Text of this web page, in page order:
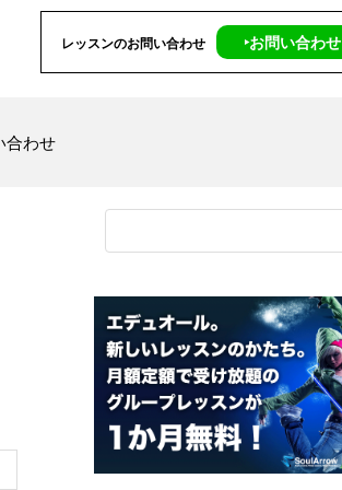
レッスンのお問い合わせ ‣お問い合わせ
合わせ